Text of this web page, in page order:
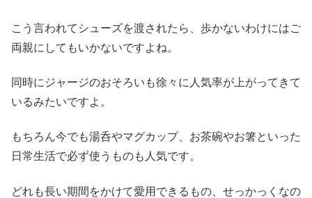
こう言われてシューズを渡されたら、歩かないわけにはご
両親にしてもいかないですよね。
同時にジャージのおそろいも徐々に人気率が上がってきて
いるみたいですよ。
もちろん今でも湯呑やマグカップ、お茶碗やお箸といった
日常生活で必ず使うものも人気です。
どれも長い期間をかけて愛用できるもの、せっかっくなの